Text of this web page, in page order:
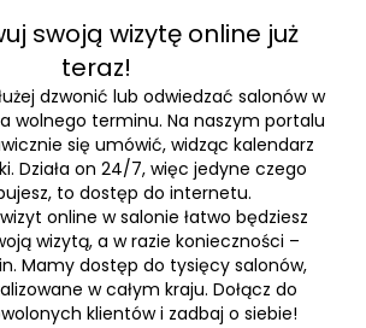
swoją wizytę online już
teraz!
dzwonić lub odwiedzać salonów w
wolnego terminu. Na naszym portalu
się umówić, widząc kalendarz
Działa on 24/7, więc jedyne czego
to dostęp do internetu.
online w salonie łatwo będziesz
wizytą, a w razie konieczności –
Mamy dostęp do tysięcy salonów,
w całym kraju. Dołącz do
klientów i zadbaj o siebie!